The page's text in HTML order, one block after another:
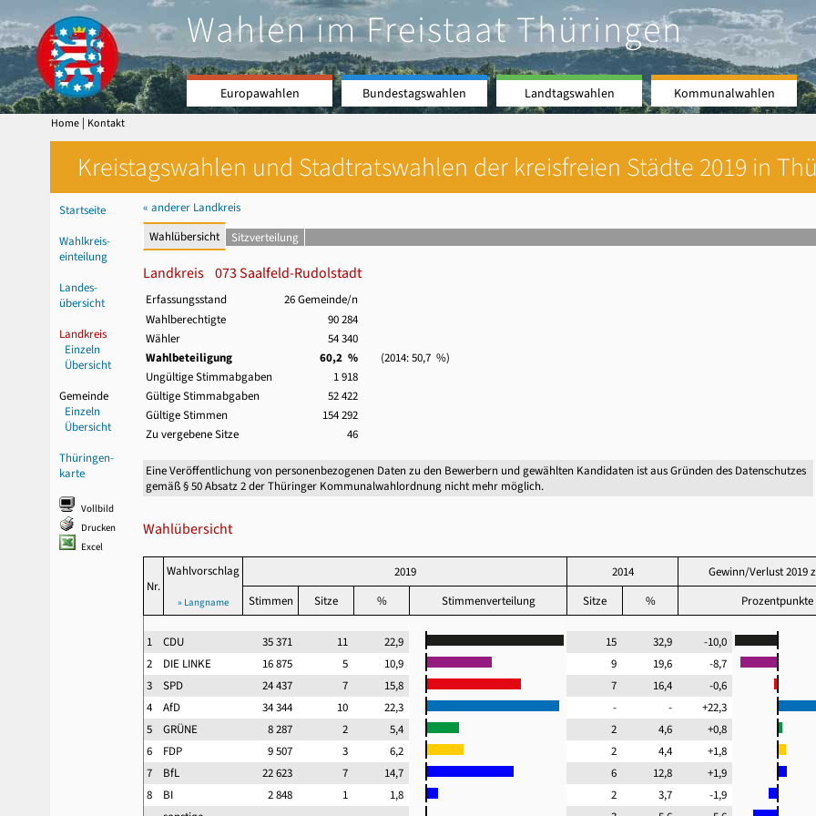
Wahlen im Freistaat Thüringen
Europawahlen Bundestagswahlen Landtagswahlen Kommunalwahlen
Home | Kontakt
Kreistagswahlen und Stadtratswahlen der kreisfreien Städte 2019 in
Startseite
Wahlkreis-
einteilung
Landes-
übersicht
Landkreis
Einzeln
Übersicht
Gemeinde
Einzeln
Übersicht
Thüringen-
karte
Vollbild
Drucken
Excel
« anderer Landkreis
Wahlübersicht
Sitzverteilung
Landkreis 073 Saalfeld-Rudolstadt
Erfassungsstand
26 Gemeinde/n
Wahlberechtigte
90 284
Wähler
54 340
Wahlbeteiligung
60,2 %
(2014: 50,7 %)
Ungültige Stimmabgaben
1 918
Gültige Stimmabgaben
52 422
Gültige Stimmen
154 292
Zu vergebene Sitze
46
Eine Veröffentlichung von personenbezogenen Daten zu den Bewerbern und gewählten Kandidaten ist aus Gründen des Datenschutzes
gemäß § 50 Absatz 2 der Thüringer Kommunalwahlordnung nicht mehr möglich.
Wahlübersicht
Nr.
Wahlvorschlag
» Langname
2019 2014
Gewinn/Verlust 2019
Stimmen
Sitze % Stimmenverteilung Sitze % Prozentpunkte
1 CDU 35 371 11 22,9 15 32,9
-10,0
2 DIE LINKE 16 875 5 10,9 9 19,6
-8,7
3 SPD 24 437 7 15,8 7 16,4
-0,6
4 AfD 34 344 10 22,3 - -
+22,3
5 GRÜNE 8 287 2 5,4 2 4,6
+0,8
6 FDP 9 507 3 6,2 2 4,4
+1,8
7 BfL 22 623 7 14,7 6 12,8
+1,9
8 BI 2 848 1 1,8 2 3,7
-1,9